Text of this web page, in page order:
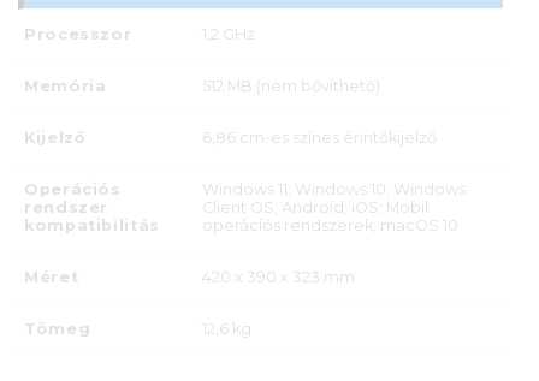
Processzor 1,2 GHz
Memória 512 MB (nem bővíthető)
Kijelző 6,86 cm-es színes érintőkijelző
Operációs
rendszer
kompatibilitás
Windows 11; Windows 10; Windows
Client OS; Android; iOS; Mobil
operációs rendszerek; macOS 10
Méret 420 x 390 x 323 mm
Tömeg 12,6 kg